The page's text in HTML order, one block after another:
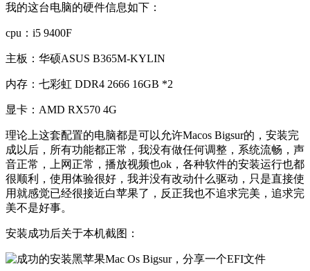
我的这台电脑的硬件信息如下：
cpu：i5 9400F
主板：华硕ASUS B365M-KYLIN
内存：七彩虹 DDR4 2666 16GB *2
显卡：AMD RX570 4G
理论上这套配置的电脑都是可以允许Macos Bigsur的，安装完
成以后，所有功能都正常，我没有做任何调整，系统流畅，声
音正常，上网正常，播放视频也ok，各种软件的安装运行也都
很顺利，使用体验很好，我并没有改动什么驱动，只是直接使
用就感觉已经很接近白苹果了，反正我也不追求完美，追求完
美不是好事。
安装成功后关于本机截图：